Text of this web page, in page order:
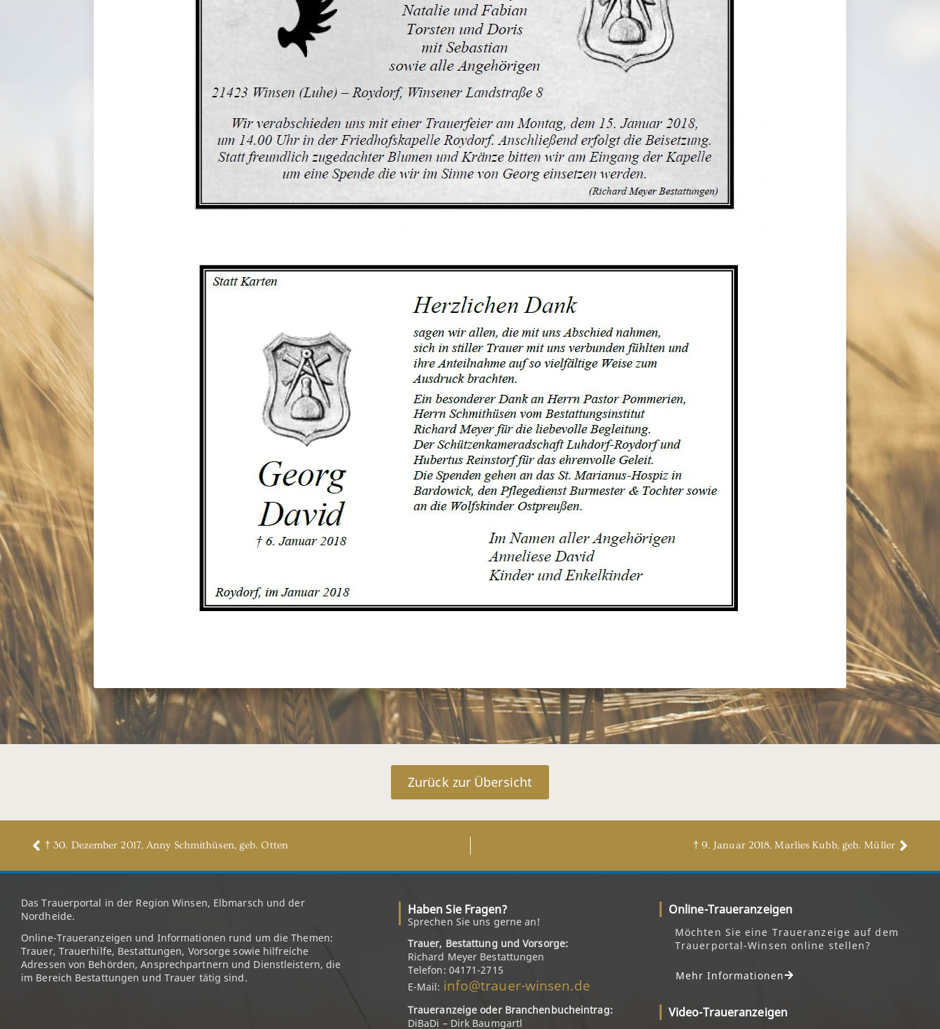
Zurück zur Übersicht
† 30. Dezember 2017, Anny Schmithüsen, geb. Otten † 9. Januar 2018, Marlies Kubb, geb. Müller
Das Trauerportal in der Region Winsen, Elbmarsch und der
Nordheide.
Online-Traueranzeigen und Informationen rund um die Themen:
Trauer, Trauerhilfe, Bestattungen, Vorsorge sowie hilfreiche
Adressen von Behörden, Ansprechpartnern und Dienstleistern, die
im Bereich Bestattungen und Trauer tätig sind.
Haben Sie Fragen?
Sprechen Sie uns gerne an!
Trauer, Bestattung und Vorsorge:
Richard Meyer Bestattungen
Telefon: 04171-2715
E-Mail: info@trauer-winsen.de
Traueranzeige oder Branchenbucheintrag:
DiBaDi – Dirk Baumgartl
Online-Traueranzeigen
Möchten Sie eine Traueranzeige auf dem
Trauerportal-Winsen online stellen?
Mehr Informationen
Video-Traueranzeigen